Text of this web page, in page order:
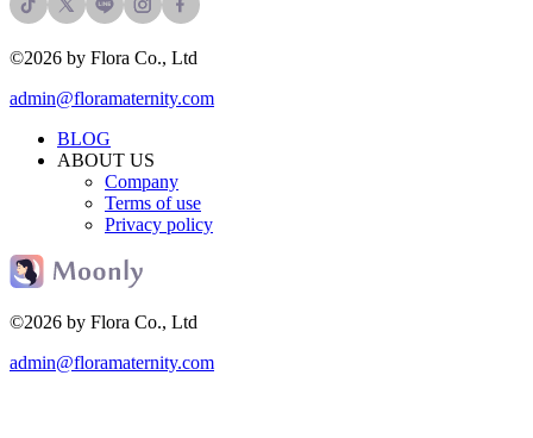
©2026 by Flora Co., Ltd
admin@floramaternity.com
BLOG
ABOUT US
Company
Terms of use
Privacy policy
©2026 by Flora Co., Ltd
admin@floramaternity.com